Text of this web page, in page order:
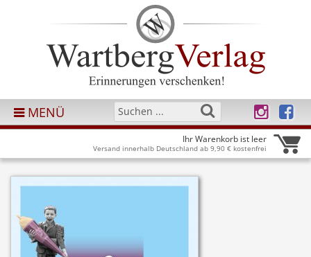
MENÜ
Ihr Warenkorb ist leer
Versand innerhalb Deutschland ab 9,90 € kostenfrei